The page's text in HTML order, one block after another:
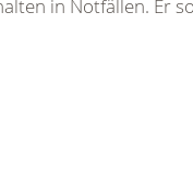
in Notfällen. Er